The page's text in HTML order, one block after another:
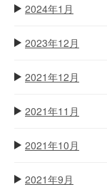
2024年1月
2023年12月
2021年12月
2021年11月
2021年10月
2021年9月